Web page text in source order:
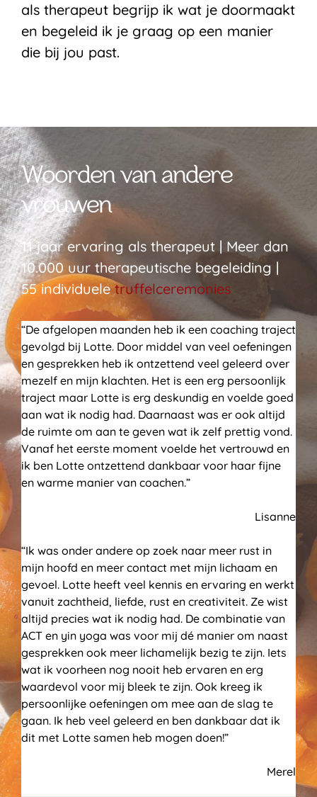
als therapeut begrijp ik wat je doormaakt
en begeleid ik je graag op een manier
die bij jou past.
Woorden van andere
vrouwen
11 jaar ervaring als therapeut | Meer dan
10.000 uur therapeutische begeleiding |
55 individueletruffelceremonies
“De afgelopen maanden heb ik een coaching traject
gevolgd bij Lotte. Door middel van veel oefeningen
en gesprekken heb ik ontzettend veel geleerd over
mezelf en mijn klachten. Het is een erg persoonlijk
traject maar Lotte is erg deskundig en voelde goed
aan wat ik nodig had. Daarnaast was er ook altijd
de ruimte om aan te geven wat ik zelf prettig vond.
Vanaf het eerste moment voelde het vertrouwd en
ik ben Lotte ontzettend dankbaar voor haar fijne
en warme manier van coachen.”
Lisanne
“Ik was onder andere op zoek naar meer rust in
mijn hoofd en meer contact met mijn lichaam en
gevoel. Lotte heeft veel kennis en ervaring en werkt
vanuit zachtheid, liefde, rust en creativiteit. Ze wist
altijd precies wat ik nodig had. De combinatie van
ACT en yin yoga was voor mij dé manier om naast
gesprekken ook meer lichamelijk bezig te zijn. Iets
wat ik voorheen nog nooit heb ervaren en erg
waardevol voor mij bleek te zijn. Ook kreeg ik
persoonlijke oefeningen om mee aan de slag te
gaan. Ik heb veel geleerd en ben dankbaar dat ik
dit met Lotte samen heb mogen doen!”
Merel